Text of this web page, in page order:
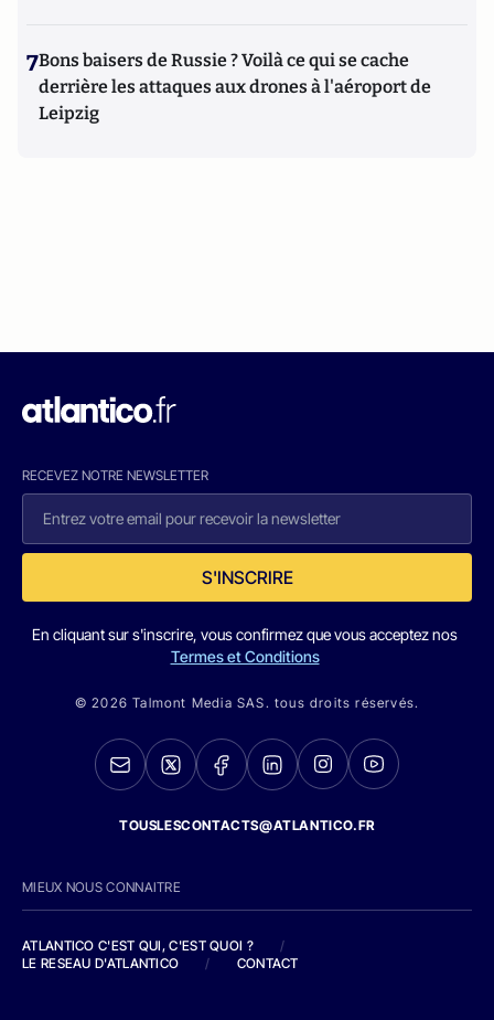
7Bons baisers de Russie ? Voilà ce qui se cache
derrière les attaques aux drones à l'aéroport de
Leipzig
RECEVEZ NOTRE NEWSLETTER
S'INSCRIRE
En cliquant sur s'inscrire, vous confirmez que vous acceptez nos
Termes et Conditions
© 2026 Talmont Media SAS. tous droits réservés.
TOUSLESCONTACTS@ATLANTICO.FR
MIEUX NOUS CONNAITRE
ATLANTICO C'EST QUI, C'EST QUOI ?
/
LE RESEAU D'ATLANTICO
/ CONTACT